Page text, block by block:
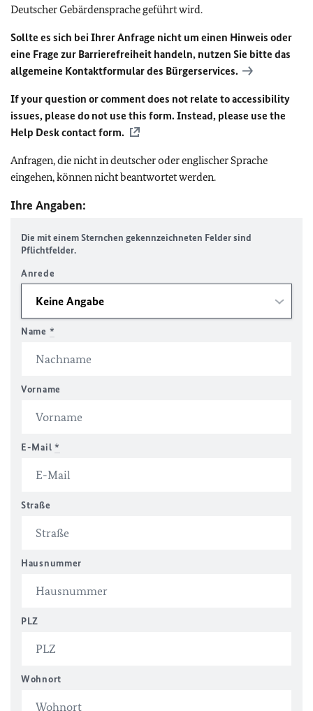
Deutscher Gebärdensprache geführt wird.
Sollte es sich bei Ihrer Anfrage nicht um einen Hinweis oder
eine Frage zur Barrierefreiheit handeln, nutzen Sie bitte das
allgemeine Kontaktformular des Bürgerservices.
If your question or comment does not relate to accessibility
issues, please do not use this form. Instead, please use the
Help Desk contact form.
Anfragen, die nicht in deutscher oder englischer Sprache
eingehen, können nicht beantwortet werden.
Ihre Angaben:
Die mit einem Sternchen gekennzeichneten Felder sind
Pflichtfelder.
Anrede
Name *
Vorname
E-Mail *
Straße
Hausnummer
PLZ
Wohnort